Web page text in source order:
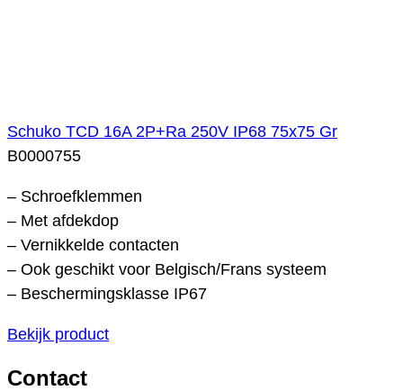
Schuko TCD 16A 2P+Ra 250V IP68 75x75 Gr
B0000755
– Schroefklemmen
– Met afdekdop
– Vernikkelde contacten
– Ook geschikt voor Belgisch/Frans systeem
– Beschermingsklasse IP67
Bekijk product
Contact